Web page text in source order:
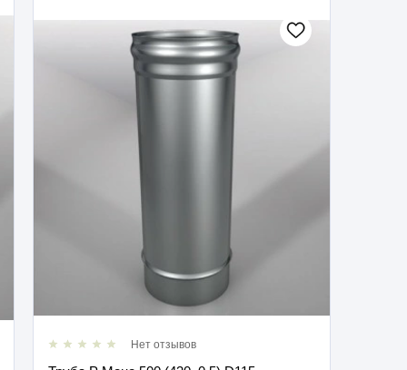
Нет отзывов